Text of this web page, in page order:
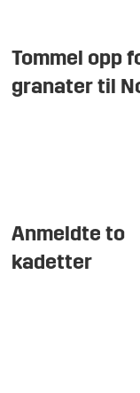
Tommel opp
granater til
Anmeldte to
kadetter